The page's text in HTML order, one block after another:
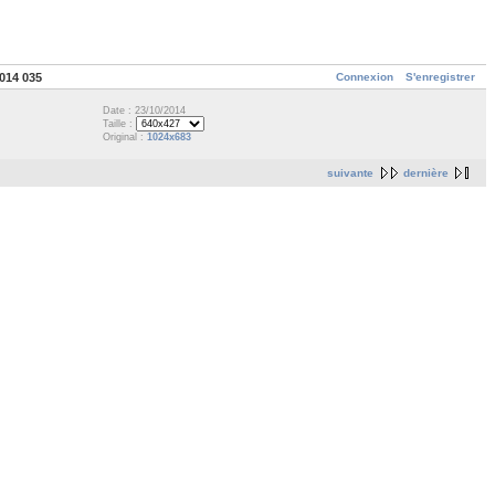
Connexion S'enregistrer
035
Date : 23/10/2014
Taille :
Original : 1024x683
suivante dernière